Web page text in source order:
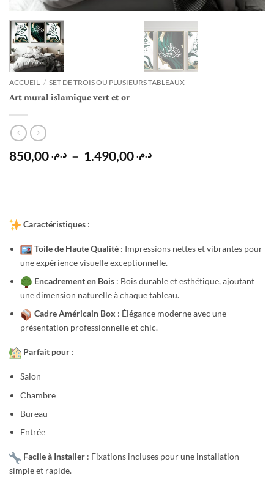
ACCUEIL / SET DE TROIS OU PLUSIEURS TABLEAUX
Art mural islamique vert et or
د.م. – د.م.Plage
Caractéristiques :
Toile de Haute Qualité : Impressions nettes et vibrantes pour
une expérience visuelle exceptionnelle.
Encadrement en Bois : Bois durable et esthétique, ajoutant
une dimension naturelle à chaque tableau.
Cadre Américain Box : Élégance moderne avec une
présentation professionnelle et chic.
Parfait pour :
Salon
Chambre
Bureau
Entrée
Facile à Installer : Fixations incluses pour une installation
simple et rapide.